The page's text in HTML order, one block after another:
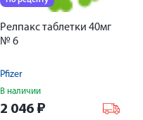
Релпакс таблетки 40мг
№ 6
Pfizer
В наличии
2 046 ₽